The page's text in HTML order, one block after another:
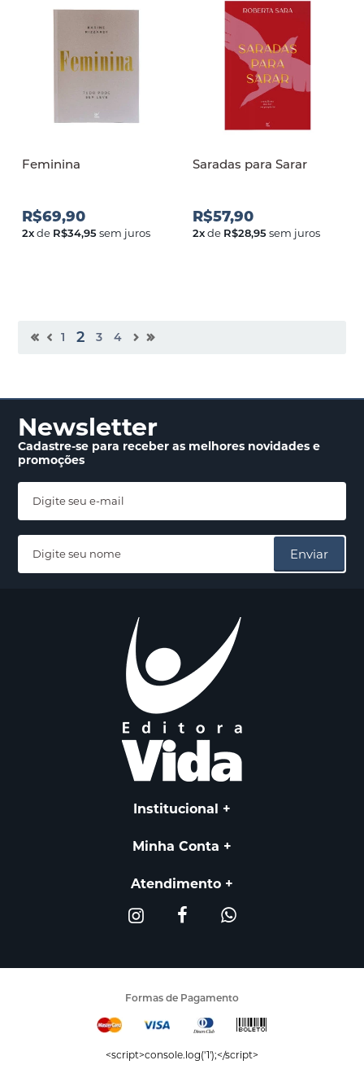
Feminina
R$69,90
2xde R$34,95sem juros
Saradas para Sarar
R$57,90
2xde R$28,95sem juros
1 2 3 4
Newsletter
Cadastre-se para receberas melhores novidadese
promoções
Enviar
Institucional
Minha Conta
Atendimento
Formas de Pagamento
<script>console.log('1');</script>